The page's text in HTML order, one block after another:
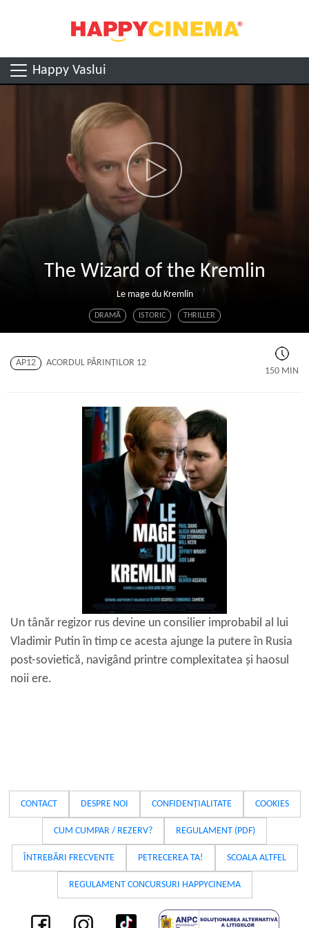
Happy Vaslui
The Wizard of the Kremlin
Le mage du Kremlin
DRAMĂ ISTORIC THRILLER
AP12
ACORDUL PĂRINŢILOR 12
150 MIN
Un tânăr regizor rus devine un consilier improbabil al lui
Vladimir Putin în timp ce acesta ajunge la putere în Rusia
post-sovietică, navigând printre complexitatea și haosul
noii ere.
CONTACT DESPRE NOI CONFIDENȚIALITATE COOKIES
CUM CUMPAR / REZERV? REGULAMENT (PDF)
ÎNTREBĂRI FRECVENTE PETRECEREA TA! SCOALA ALTFEL
REGULAMENT CONCURSURI HAPPYCINEMA